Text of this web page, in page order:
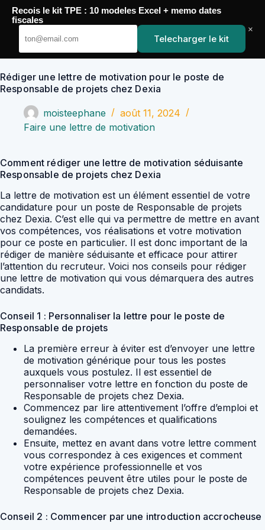
Passer
contenu
YoupiJobs
Rédiger une lettre de motivation pour le poste de
Responsable de projets chez Dexia
moisteephane
août 11, 2024
Faire une lettre de motivation
Comment rédiger une lettre de motivation séduisante
Responsable de projets chez Dexia
La lettre de motivation est un élément essentiel de votre
candidature pour un poste de Responsable de projets
chez Dexia. C’est elle qui va permettre de mettre en avant
vos compétences, vos réalisations et votre motivation
pour ce poste en particulier. Il est donc important de la
rédiger de manière séduisante et efficace pour attirer
l’attention du recruteur. Voici nos conseils pour rédiger
une lettre de motivation qui vous démarquera des autres
candidats.
Conseil 1 : Personnaliser la lettre pour le poste de
Responsable de projets
La première erreur à éviter est d’envoyer une lettre
de motivation générique pour tous les postes
auxquels vous postulez. Il est essentiel de
personnaliser votre lettre en fonction du poste de
Responsable de projets chez Dexia.
Commencez par lire attentivement l’offre d’emploi et
soulignez les compétences et qualifications
demandées.
Ensuite, mettez en avant dans votre lettre comment
vous correspondez à ces exigences et comment
votre expérience professionnelle et vos
compétences peuvent être utiles pour le poste de
Responsable de projets chez Dexia.
Conseil 2 : Commencer par une introduction accrocheuse
Recois le kit TPE : 10 modeles Excel + memo dates
fiscales
Telecharger le kit
×